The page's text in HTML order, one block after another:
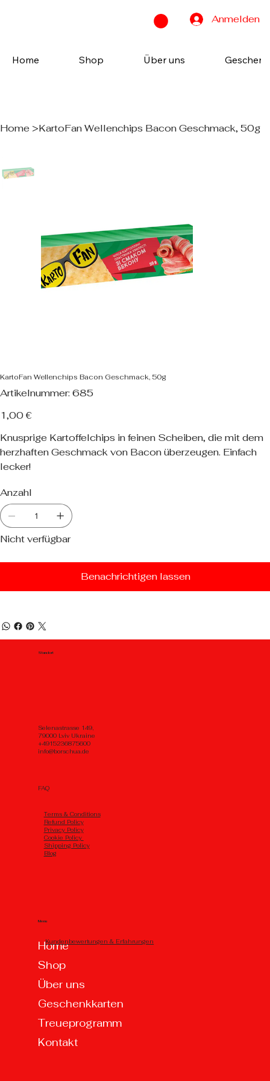
Anmelden
Home Shop Über uns
Home >KartoFan Wellenchips Bacon Geschmack, 50g
KartoFan Wellenchips Bacon Geschmack, 50g
Artikelnummer:
Artikelnummer:
685
685
Preis
1,00 €
Knusprige Kartoffelchips in feinen Scheiben, die mit dem
herzhaften Geschmack von Bacon überzeugen. Einfach
lecker!
Anzahl
Nicht verfügbar
Benachrichtigen lassen
Standort
Selenastrasse 149,
79000 Lviv Ukraine
+4915236875600
info@borschua.de
Menu
Home
Shop
Über uns
Geschenkkarten
Treueprogramm
Kontakt
FAQ
Тerms & Conditions
Refund Policy
Privacy Policy
Cookie Policy
Shipping Policy
Blog
Kundenbewertungen & Erfahrungen